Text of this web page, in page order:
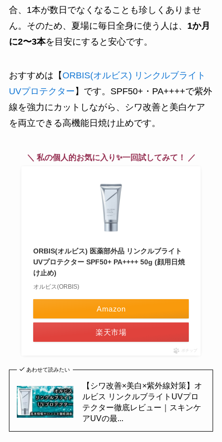
合、1本が数日でなくなることも珍しくありませ
ん。そのため、夏場に毎日全身に使う人は、 1か月
に2〜3本を目安にすると安心です。
おすすめは【ORBIS(オルビス) リンクルブライト
UVプロテクター 】です。SPF50+・PA++++で紫外
線を強力にカットしながら、シワ改善と美白ケア
を両立できる高機能日焼け止めです。
＼ 私の個人的お気に入り✨一回試してみて！ ／
ORBIS(オルビス) 医薬部外品 リンクルブライト
UVプロテクター SPF50+ PA++++ 50g (顔用日焼
け止め)
オルビス(ORBIS)
Amazon
楽天市場
ポチップ
あわせて読みたい
【シワ改善×美白×紫外線対策】オ
ルビス リンクルブライトUVプロ
テクター徹底レビュー｜スキンケ
アUVの最...